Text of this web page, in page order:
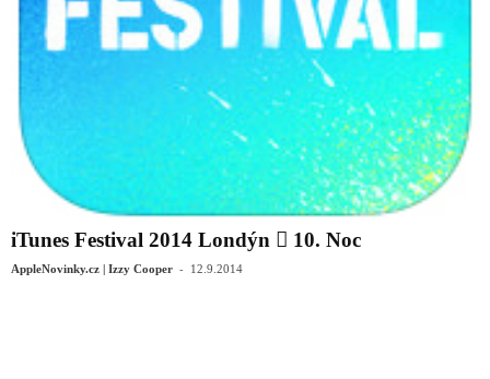
iTunes Festival 2014 Londýn  10. Noc
AppleNovinky.cz | Izzy Cooper - 12.9.2014